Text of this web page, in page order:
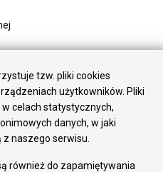
tzw. pliki cookies
użytkowników. Pliki
celach statystycznych,
danych, w jaki
naszego serwisu.
również do zapamiętywania